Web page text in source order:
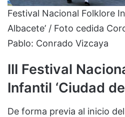
Festival Nacional Folklore
Albacete’ / Foto cedida
Pablo: Conrado Vizcaya
III Festival
Infantil ‘Ciudad
De forma previa al inicio